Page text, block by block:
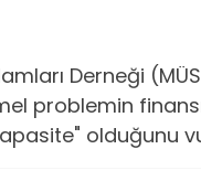
Derneği
problemin
olduğunu